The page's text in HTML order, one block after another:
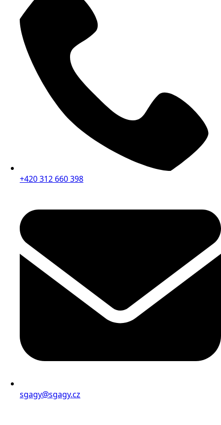
+420 312 660 398
sgagy@sgagy.cz